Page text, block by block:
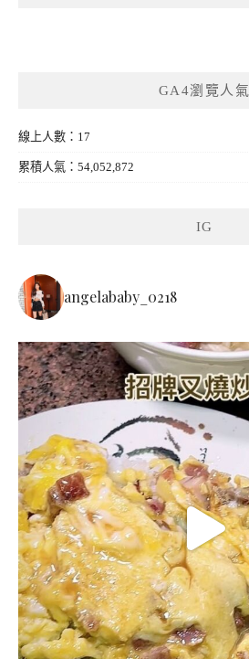
GA4瀏覽人氣
線上人數：17
累積人氣：54,052,872
IG
angelababy_0218